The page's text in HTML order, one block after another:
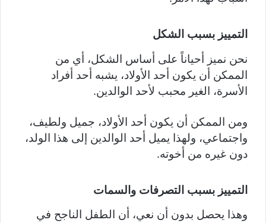
التمييز بسبب الشكل
نحن نميز أحياناً على أساس الشكل، أي من
الممكن أن يكون أحد الأولاد، يشبه أحد أفراد
الأسرة، الغير محبب لأحد الوالدين.
ومن الممكن أن يكون أحد الأولاد، جميل ولطيف،
واجتماعي، ولهذا يميل أحد الوالدين إلى هذا الولد،
دون غيره من أخوته.
التمييز بسبب التصرفات والسمات
وهذا يحصل بدون أن نعي، أن الطفل الناجح في